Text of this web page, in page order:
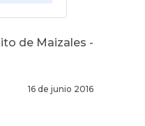
de Maizales -
2016